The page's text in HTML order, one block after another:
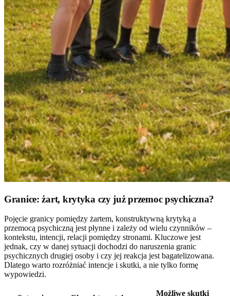
Granice: żart, krytyka czy już przemoc psychiczna?
Pojęcie granicy pomiędzy żartem, konstruktywną krytyką a
przemocą psychiczną jest płynne i zależy od wielu czynników –
kontekstu, intencji, relacji pomiędzy stronami. Kluczowe jest
jednak, czy w danej sytuacji dochodzi do naruszenia granic
psychicznych drugiej osoby i czy jej reakcja jest bagatelizowana.
Dlatego warto rozróżniać intencje i skutki, a nie tylko formę
wypowiedzi.
Możliwe skutki